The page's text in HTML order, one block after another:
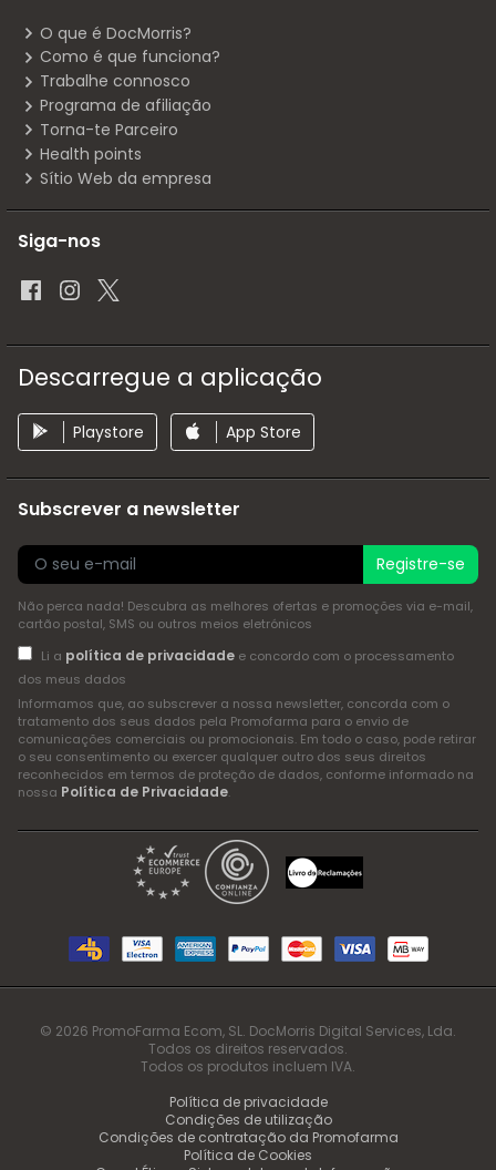
O que é DocMorris?
Como é que funciona?
Trabalhe connosco
Programa de afiliação
Torna-te Parceiro
Health points
Sítio Web da empresa
Siga-nos
Descarregue a aplicação
Playstore App Store
Subscrever a newsletter
Registre-se
Não perca nada! Descubra as melhores ofertas e promoções via e-mail,
cartão postal, SMS ou outros meios eletrónicos
Li a política de privacidadee concordo com o processamento
dos meus dados
Informamos que, ao subscrever a nossa newsletter, concorda com o
tratamento dos seus dados pela Promofarma para o envio de
comunicações comerciais ou promocionais. Em todo o caso, pode retirar
o seu consentimento ou exercer qualquer outro dos seus direitos
reconhecidos em termos de proteção de dados, conforme informado na
nossa Política de Privacidade.
© 2026 PromoFarma Ecom, SL. DocMorris Digital Services, Lda.
Todos os direitos reservados.
Todos os produtos incluem IVA.
Política de privacidade
Condições de utilização
Condições de contratação da Promofarma
Política de Cookies